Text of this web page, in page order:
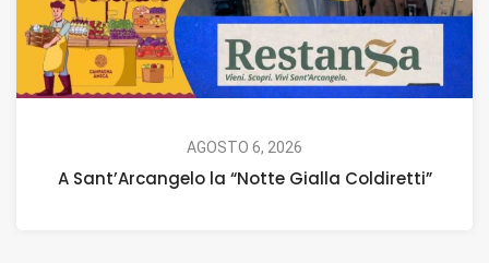
AGOSTO 6, 2026
A Sant’Arcangelo la “Notte Gialla Coldiretti”